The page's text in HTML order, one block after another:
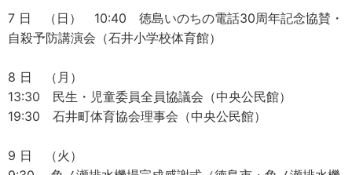
7 日 （日） 10:40 徳島いのちの電話30周年記念協賛・
自殺予防講演会（石井小学校体育館）
8 日 （月）
13:30 民生・児童委員全員協議会（中央公民館）
19:30 石井町体育協会理事会（中央公民館）
9 日 （火）